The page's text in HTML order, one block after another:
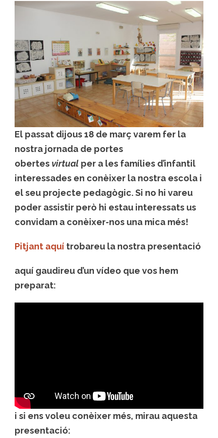
El passat dijous 18 de març varem fer la
nostra jornada de portes
obertes virtual per a les famílies d’infantil
interessades en conèixer la nostra escola i
el seu projecte pedagògic. Si no hi vareu
poder assistir però hi estau interessats us
convidam a conèixer-nos una mica més!
Pitjant aquí trobareu la nostra presentació
aquí gaudireu d’un vídeo que vos hem
preparat:
i si ens voleu conèixer més, mirau aquesta
presentació: